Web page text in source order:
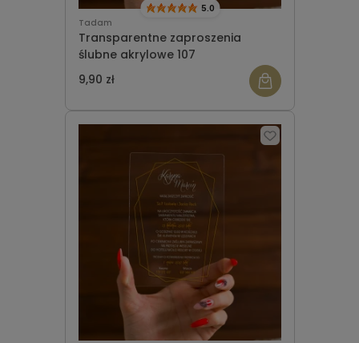
Tadam
Transparentne zaproszenia
ślubne akrylowe 107
5.0
9,90 zł